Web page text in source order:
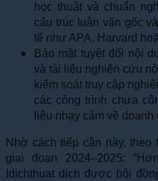
học thuật và chuẩn
cấu trúc luận văn gốc
tế như APA, Harvard
Bảo mật tuyệt đối nội
và tài liệu nghiên cứu
kiểm soát truy cập
các công trình chưa
liệu nhạy cảm về doanh
Nhờ cách tiếp cận này, theo
giai đoạn 2024–2025:
Idichthuat dịch được hội